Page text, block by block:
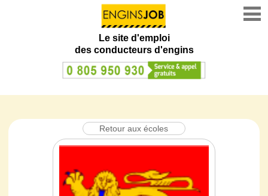
Le site d'emploi
des conducteurs d'engins
Retour aux écoles